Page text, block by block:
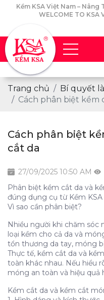
Kềm KSA Việt Nam –
WELCOME TO KSA
Trang chủ
Bí quyết
Cách phân biệt kềm
Cách phân biệt
cắt da
27/09/2025 10:50 AM
Phân biệt kềm cắt da và
đúng dụng cụ từ Kềm KSA
Vì sao cần phân biệt?
Nhiều người khi chăm
loại kềm cho cả da và
tổn thương da tay, móng
Thực tế, kềm cắt da và
toàn khác nhau. Nếu hiểu
móng an toàn và hiệu quả
Kềm cắt da và kềm cắt